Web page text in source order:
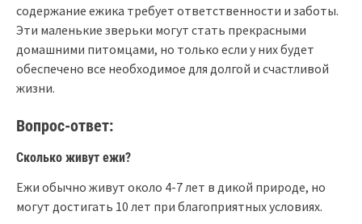
содержание ежика требует ответственности и заботы.
Эти маленькие зверьки могут стать прекрасными
домашними питомцами, но только если у них будет
обеспечено все необходимое для долгой и счастливой
жизни.
Вопрос-ответ:
Сколько живут ежи?
Ежи обычно живут около 4-7 лет в дикой природе, но
могут достигать 10 лет при благоприятных условиях.